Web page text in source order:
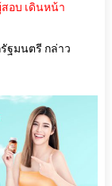
อบ เดินหน้า
ฐมนตรี กล่าว